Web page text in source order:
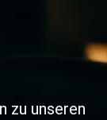
zu unseren